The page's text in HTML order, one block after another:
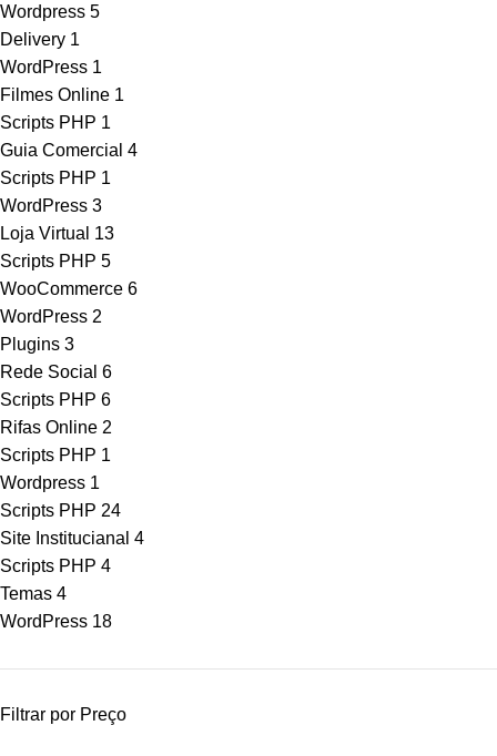
Wordpress 5
Delivery 1
WordPress 1
Filmes Online 1
Scripts PHP 1
Guia Comercial 4
Scripts PHP 1
WordPress 3
Loja Virtual 13
Scripts PHP 5
WooCommerce 6
WordPress 2
Plugins 3
Rede Social 6
Scripts PHP 6
Rifas Online 2
Scripts PHP 1
Wordpress 1
Scripts PHP 24
Site Institucianal 4
Scripts PHP 4
Temas 4
WordPress 18
Filtrar por Preço